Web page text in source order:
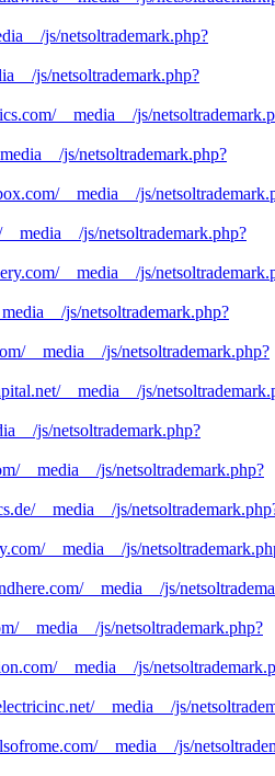
js/netsoltrademark.php?
js/netsoltrademark.php?
__media__/js/
js/netsoltrademark.php?
__media__/js/
js/netsoltrademark.php?
__media__/js/
js/netsoltrademark.php?
__media__/js/netsoltrademark.php?
__media__/js/
js/netsoltrademark.php?
__media__/js/netsoltrademark.php?
__media__/js/
__media__/js/
__media__/js/
__media__/js/netsoltrademark.php?
__media__/js/
__media__/js/
__media__/js/